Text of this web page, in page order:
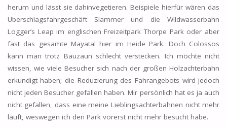
herum und lässt sie dahinvegetieren. Beispiele hierfür wären das
Überschlagsfahrgeschäft Slammer und die Wildwasserbahn
Logger’s Leap im englischen Freizeitpark Thorpe Park oder aber
fast das gesamte Mayatal hier im Heide Park. Doch Colossos
kann man trotz Bauzaun schlecht verstecken. Ich möchte nicht
wissen, wie viele Besucher sich nach der großen Holzachterbahn
erkundigt haben; die Reduzierung des Fahrangebots wird jedoch
nicht jeden Besucher gefallen haben. Mir persönlich hat es ja auch
nicht gefallen, dass eine meine Lieblingsachterbahnen nicht mehr
läuft, weswegen ich den Park vorerst nicht mehr besucht habe.